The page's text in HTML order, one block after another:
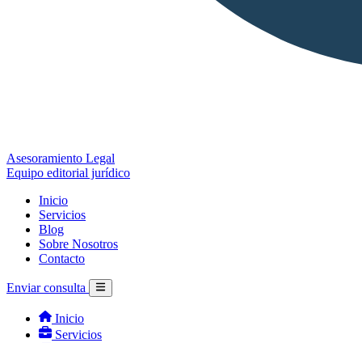
Asesoramiento Legal
Equipo editorial jurídico
Inicio
Servicios
Blog
Sobre Nosotros
Contacto
Enviar consulta
Inicio
Servicios